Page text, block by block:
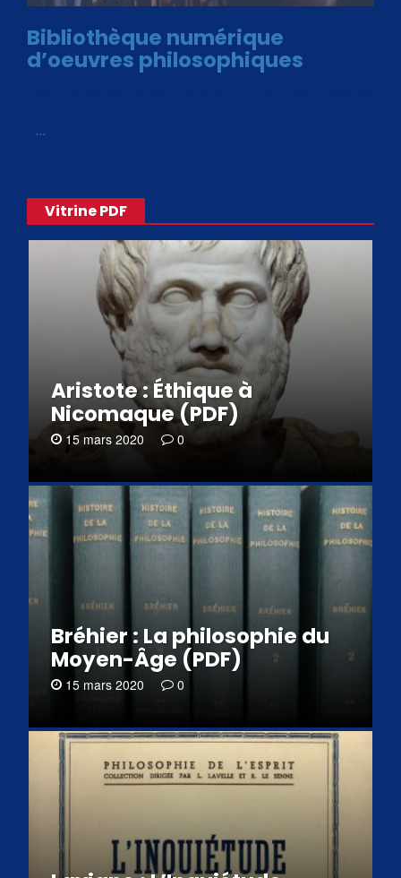
Bibliothèque numérique
d’oeuvres philosophiques
…
Vitrine PDF
Aristote : Éthique à
Nicomaque (PDF)
15 mars 2020 0
Bréhier : La philosophie du
Moyen-Âge (PDF)
15 mars 2020 0